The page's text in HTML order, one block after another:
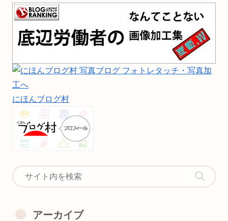
にほんブログ村
アーカイブ